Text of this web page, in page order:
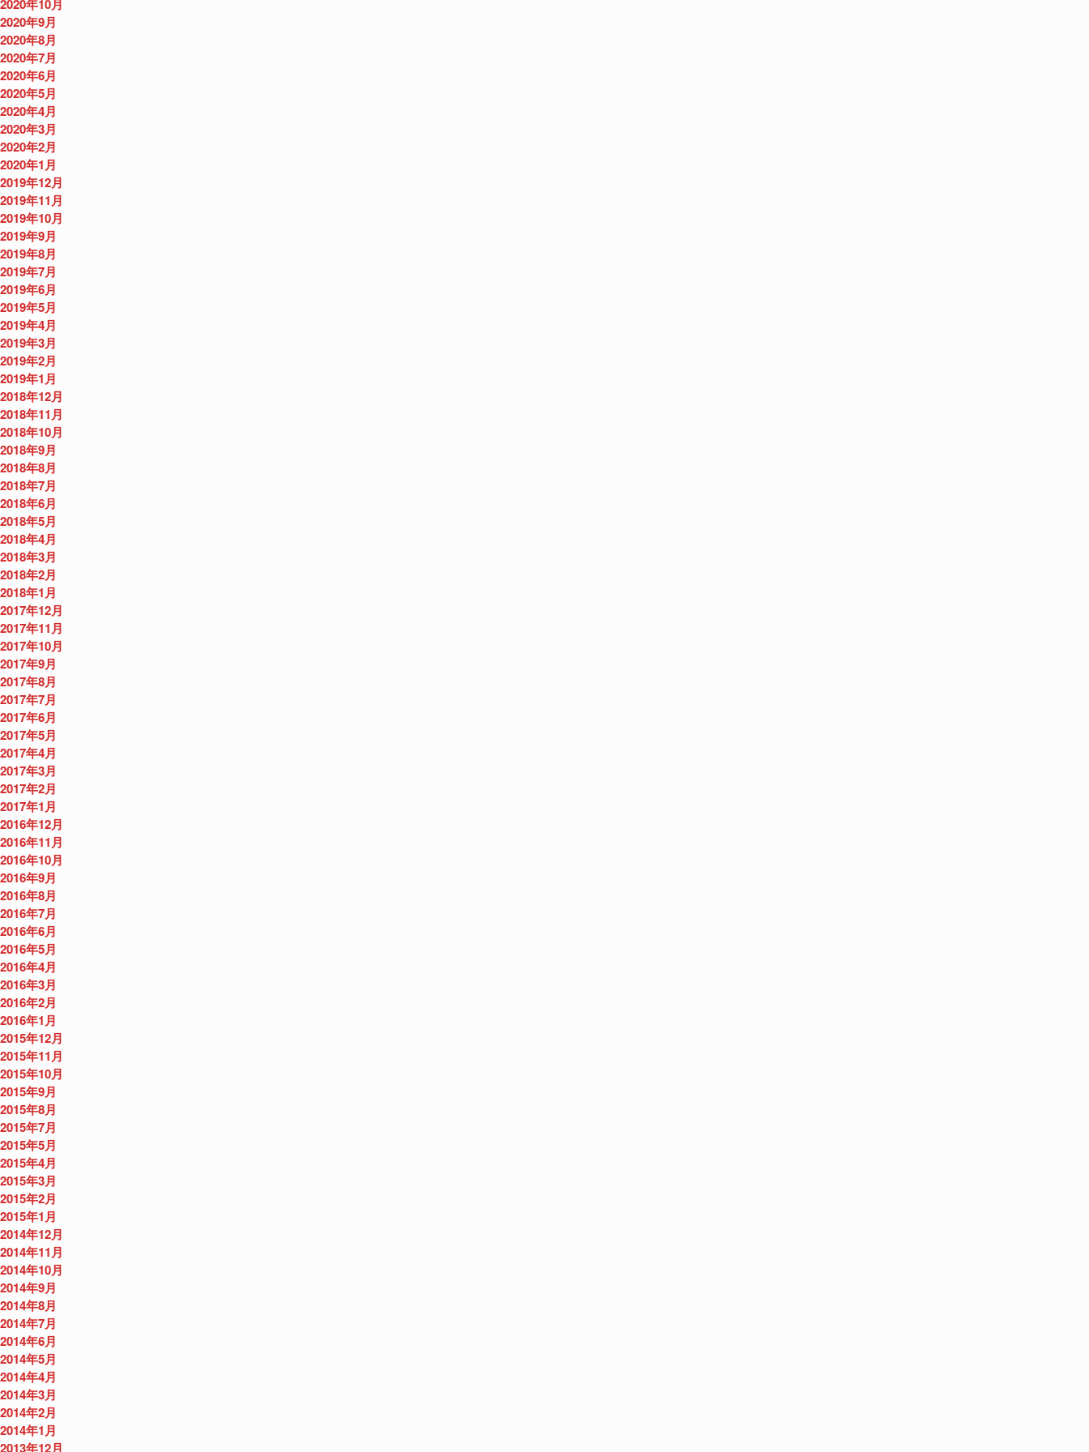
2020年10月
2020年9月
2020年8月
2020年7月
2020年6月
2020年5月
2020年4月
2020年3月
2020年2月
2020年1月
2019年12月
2019年11月
2019年10月
2019年9月
2019年8月
2019年7月
2019年6月
2019年5月
2019年4月
2019年3月
2019年2月
2019年1月
2018年12月
2018年11月
2018年10月
2018年9月
2018年8月
2018年7月
2018年6月
2018年5月
2018年4月
2018年3月
2018年2月
2018年1月
2017年12月
2017年11月
2017年10月
2017年9月
2017年8月
2017年7月
2017年6月
2017年5月
2017年4月
2017年3月
2017年2月
2017年1月
2016年12月
2016年11月
2016年10月
2016年9月
2016年8月
2016年7月
2016年6月
2016年5月
2016年4月
2016年3月
2016年2月
2016年1月
2015年12月
2015年11月
2015年10月
2015年9月
2015年8月
2015年7月
2015年5月
2015年4月
2015年3月
2015年2月
2015年1月
2014年12月
2014年11月
2014年10月
2014年9月
2014年8月
2014年7月
2014年6月
2014年5月
2014年4月
2014年3月
2014年2月
2014年1月
2013年12月